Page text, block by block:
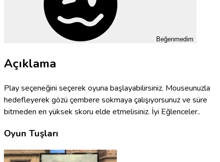
Beğenmedim
Açıklama
Play seçeneğini seçerek oyuna başlayabilirsiniz. Mouseunuzla
hedefleyerek gözü çembere sokmaya çalışıyorsunuz ve süre
bitmeden en yüksek skoru elde etmelisiniz. İyi Eğlenceler..
Oyun Tuşları